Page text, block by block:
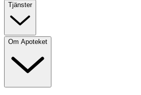
Tjänster
Om Apoteket